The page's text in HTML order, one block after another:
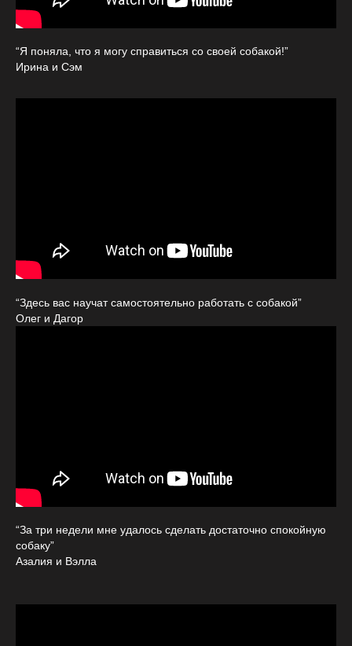
“Я поняла, что я могу справиться со своей собакой!”
Ирина и Сэм
“Здесь вас научат самостоятельно работать с собакой”
Олег и Дагор
“За три недели мне удалось сделать достаточно спокойную
собаку”
Азалия и Вэлла